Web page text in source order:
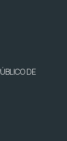
DE